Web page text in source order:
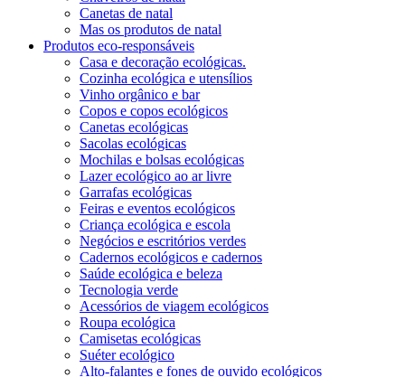
Canetas de natal
Mas os produtos de natal
Produtos eco-responsáveis
Casa e decoração ecológicas.
Cozinha ecológica e utensílios
Vinho orgânico e bar
Copos e copos ecológicos
Canetas ecológicas
Sacolas ecológicas
Mochilas e bolsas ecológicas
Lazer ecológico ao ar livre
Garrafas ecológicas
Feiras e eventos ecológicos
Criança ecológica e escola
Negócios e escritórios verdes
Cadernos ecológicos e cadernos
Saúde ecológica e beleza
Tecnologia verde
Acessórios de viagem ecológicos
Roupa ecológica
Camisetas ecológicas
Suéter ecológico
Alto-falantes e fones de ouvido ecológicos